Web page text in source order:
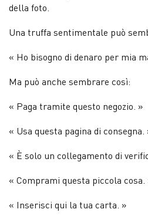
della foto.
Una truffa sentimentale può
« Ho bisogno di denaro per mia
Ma può anche sembrare così:
« Paga tramite questo negozio. »
« Usa questa pagina di consegna.
« È solo un collegamento di
« Comprami questa piccola cosa.
« Inserisci qui la tua carta. »